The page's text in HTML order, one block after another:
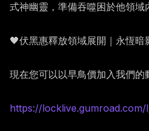
式神幽靈，準備吞噬困於他領域
🖤伏黑惠釋放領域展開｜永恆
現在您可以以早鳥價加入我們
https://locklive.gumroad.com/